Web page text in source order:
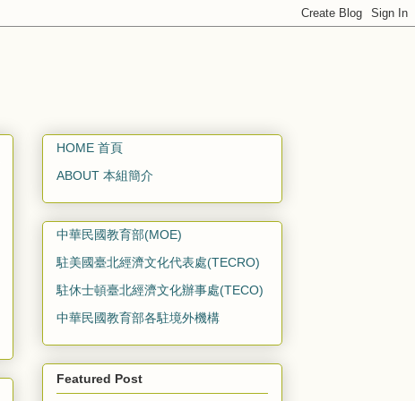
HOME 首頁
ABOUT 本組簡介
中華民國教育部(MOE)
駐美國臺北經濟文化代表處(TECRO)
駐休士頓臺北經濟文化辦事處(TECO)
中華民國教育部各駐境外機構
Featured Post